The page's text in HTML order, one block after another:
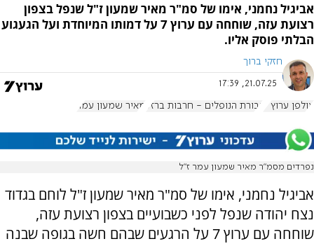
אביגיל נחמני, אימו של סמ"ר מאיר שמעון ז"ל שנפל בצפון
רצועת עזה, שוחחה עם ערוץ 7 על דמותו המיוחדת ועל הגעגוע
הבלתי פוסק אליו.
חזקי ברוך
21.07.25, 17:39
אולפן ערוץ 7 גבורת הנופלים - חרבות ברזל מאיר שמעון עמר
נפרדים מסמ"ר מאיר שמעון עמר ז"ל
אביגיל נחמני, אימו של סמ"ר מאיר שמעון ז"ל לוחם בגדוד
נצח יהודה שנפל לפני כשבועיים בצפון רצועת עזה,
שוחחה עם ערוץ 7 על הרגעים שבהם חשה בגופה שבנה